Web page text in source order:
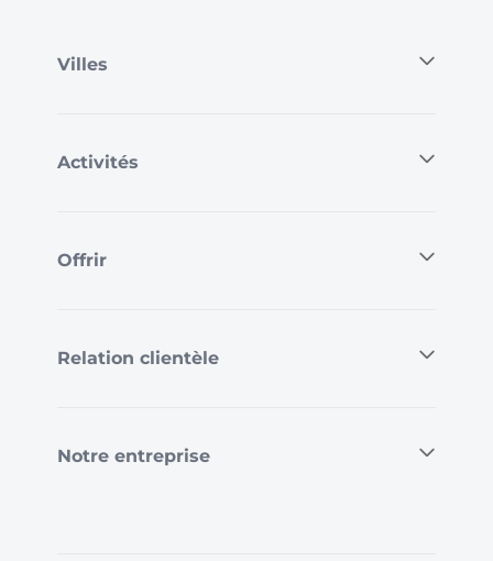
Villes
Activités
Offrir
Relation clientèle
Notre entreprise